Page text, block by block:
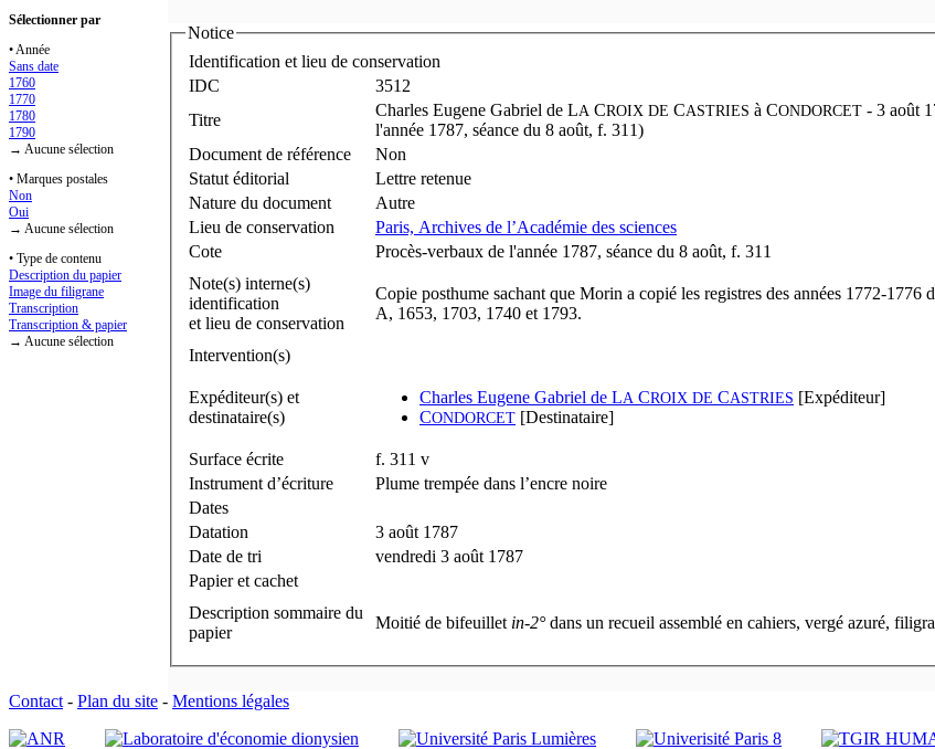
Sélectionner par
• Année
Sans date
1760
1770
1780
1790
→ Aucune sélection
• Marques postales
Non
Oui
→ Aucune sélection
• Type de contenu
Description du papier
Image du filigrane
Transcription
Transcription & papier
→ Aucune sélection
Notice
Identification et lieu de conservation
IDC
3512
Titre
Charles Eugene Gabriel de LA CROIX DE CASTRIES à CONDORCET - 3 août
l'année 1787, séance du 8 août, f. 311)
Document de référence
Non
Statut éditorial
Lettre retenue
Nature du document
Autre
Lieu de conservation
Paris, Archives de l’Académie des sciences
Cote
Procès-verbaux de l'année 1787, séance du 8 août, f. 311
Note(s) interne(s)
identification
et lieu de conservation
Copie posthume sachant que Morin a copié les registres des années 1772-1776
A, 1653, 1703, 1740 et 1793.
Intervention(s)
Expéditeur(s) et
destinataire(s)
Charles Eugene Gabriel de LA CROIX DE CASTRIES [Expéditeur]
CONDORCET [Destinataire]
Surface écrite
f. 311 v
Instrument d’écriture
Plume trempée dans l’encre noire
Dates
Datation
3 août 1787
Date de tri
vendredi 3 août 1787
Papier et cachet
Description sommaire du
papier
Moitié de bifeuillet in-2°dans un recueil assemblé en cahiers, vergé azuré,
Contact - Plan du site - Mentions légales